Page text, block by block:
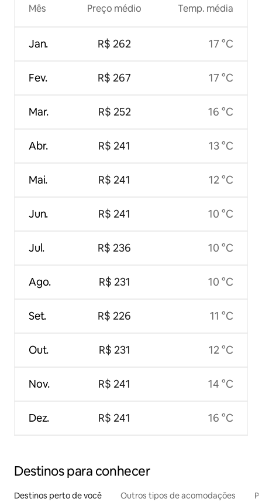
Mês
Jan.
Fev.
Mar.
Abr.
Mai.
Jun.
Jul.
Ago.
Set.
Out.
Nov.
Dez.
Preço médio
R$ 262
R$ 267
R$ 252
R$ 241
R$ 241
R$ 241
R$ 236
R$ 231
R$ 226
R$ 231
R$ 241
R$ 241
Temp. média
17 °C
17 °C
16 °C
13 °C
12 °C
10 °C
10 °C
10 °C
11 °C
12 °C
14 °C
16 °C
Destinos para conhecer
Destinos perto de você Outros tipos de acomodações